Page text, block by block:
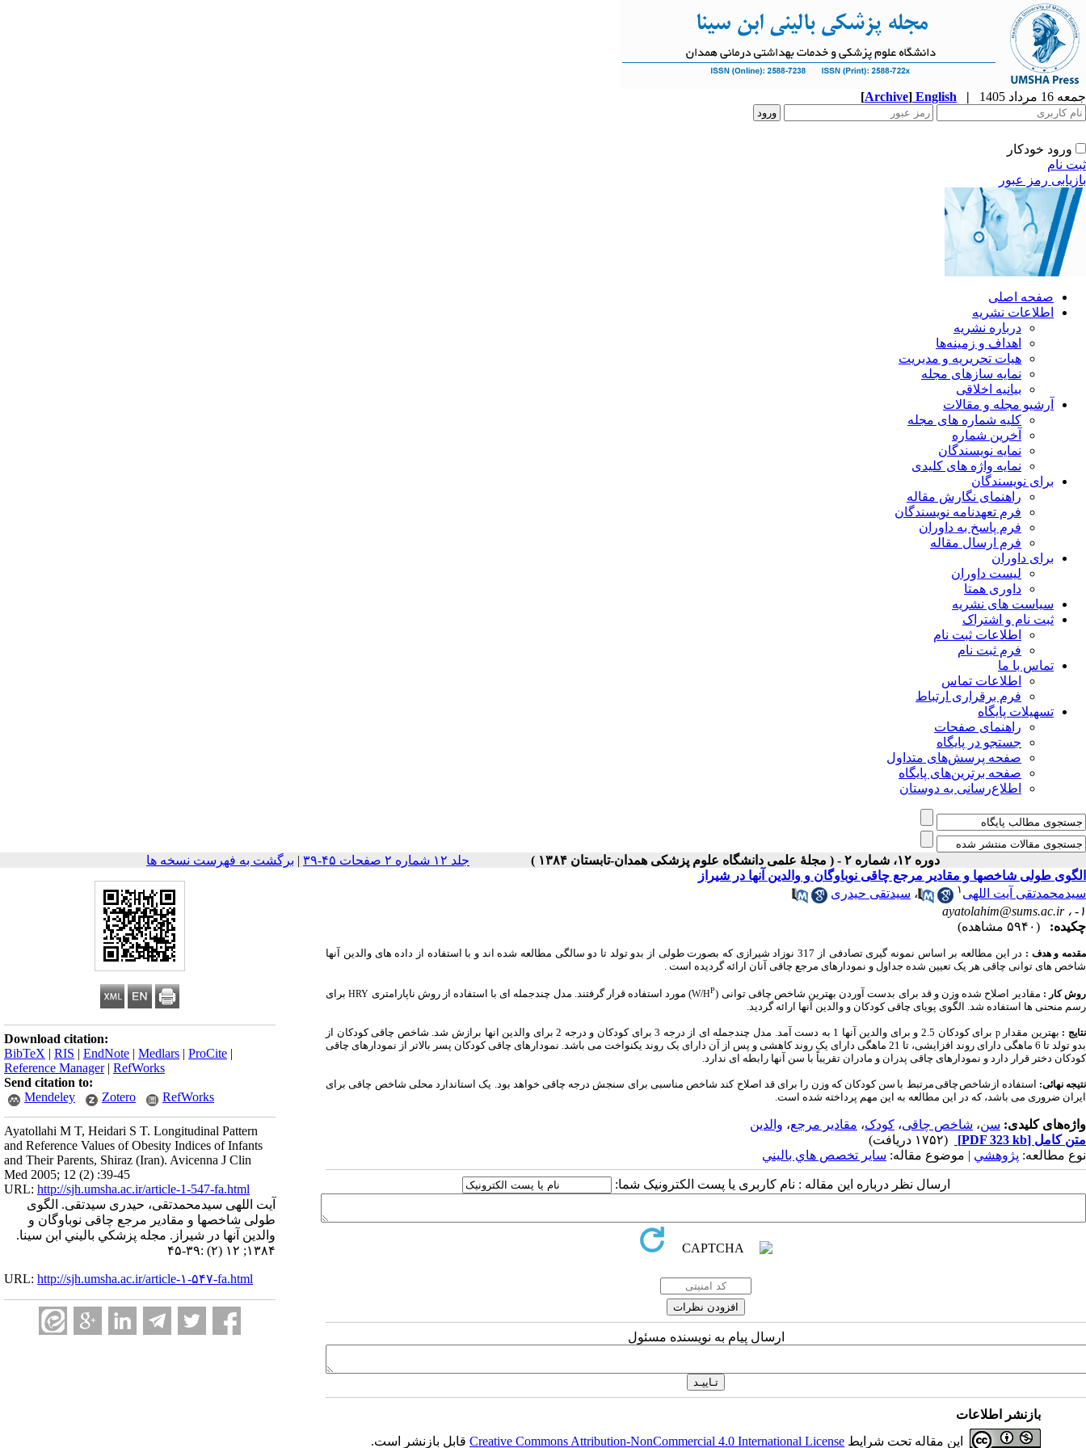
جمعه 16 مرداد 1405 |
English
[Archive]
ورود خودکار
ثبت نام
بازیابی رمز عبور
صفحه اصلی
اطلاعات نشریه
درباره نشریه
اهداف و زمینه‌ها
هیات تحریریه و مدیریت
نمایه سازهای مجله
بیانیه اخلاقی
آرشیو مجله و مقالات
کلیه شماره های مجله
آخرین شماره
نمایه نویسندگان
نمایه واژه های کلیدی
برای نویسندگان
راهنمای نگارش مقاله
فرم تعهدنامه نویسندگان
فرم پاسخ به داوران
فرم ارسال مقاله
برای داوران
لیست داوران
داوری همتا
سیاست های نشریه
ثبت نام و اشتراک
اطلاعات ثبت نام
فرم ثبت نام
تماس با ما
اطلاعات تماس
فرم برقراری ارتباط
تسهیلات پایگاه
راهنمای صفحات
جستجو در پایگاه
صفحه پرسش‌های متداول
صفحه برترین‌های پایگاه
اطلاع‌رسانی به دوستان
دوره ۱۲، شماره ۲ - ( مجلۀ علمی دانشگاه علوم پزشکی همدان-تابستان ۱۳۸۴ ) جلد ۱۲ شماره ۲ صفحات ۴۵-۳۹ | برگشت به فهرست نسخه ها
Download citation:
BibTeX | RIS | EndNote | Medlars | ProCite |
Reference Manager| RefWorks
Send citation to:
Mendeley
Zotero RefWorks
Ayatollahi M T, Heidari S T. Longitudinal Pattern
and Reference Values of Obesity Indices of Infants
and Their Parents, Shiraz (Iran). Avicenna J Clin
Med 2005; 12 (2) :39-45
URL: http://sjh.umsha.ac.ir/article-1-547-fa.html
آیت اللهی سیدمحمدتقی، حیدری سیدتقی. الگوی
طولی شاخصها و مقادیر مرجع چاقی نوباوگان و
والدین آنها در شیراز. مجله پزشكي باليني ابن سينا.
۱۳۸۴; ۱۲ (۲) :۳۹-۴۵
URL: http://sjh.umsha.ac.ir/article-۱-۵۴۷-fa.html
الگوی طولی شاخصها و مقادیر مرجع چاقی نوباوگان و والدین آنها در شیراز
سیدمحمدتقی آیت اللهی ۱ ، سیدتقی حیدری
۱- ،
ayatolahim@sums.ac.ir
چکیده:
(۵۹۴۰ مشاهده)
مقدمه و هدف :
در این مطالعه بر اساس نمونه گیری تصادفی از 317 نوزاد شیرازی که بصورت طولی از بدو تولد تا دو سالگی مطالعه شده اند و با استفاده از داده های والدین آنها
شاخص های توانی چاقی هر یک تعیین شده جداول و نمودارهای مرجع چاقی آنان ارائه گردیده است .
روش کار : مقادیر اصلاح شده وزن و قد برای بدست آوردن بهترین شاخص چاقی توانی ( W/HP ) مورد استفاده قرار گرفتند. مدل چندجمله ای با استفاده از روش ناپارامتری HRYبرای
رسم منحنی ها استفاده شد. الگوی پویای چاقی کودکان و والدین آنها ارائه گردید.
نتایج : بهترین مقدارp
برای کودکان 2.5 و برای والدین آنها 1 به دست آمد. مدل چندجمله ای از درجه 3 برای کودکان و درجه 2 برای والدین انها برازش شد. شاخص چاقی کودکان از
بدو تولد تا 6 ماهگی دارای روند افزایشی، تا 21 ماهگی دارای یک روند کاهشی و پس از آن دارای یک روند یکنواخت می باشد. نمودارهای چاقی کودکان پسر بالاتر از نمودارهای چاقی
کودکان دختر قرار دارد و نمودارهای چاقی پدران و مادران تقریباً با سن آنها رابطه ای ندارد.
نتیجه نهائی: استفاده از شاخص چاقی مرتبط با سن کودکان که وزن را برای قد اصلاح کند شاخص مناسبی برای سنجش درجه چاقی خواهد بود. یک استاندارد محلی شاخص چاقی برای
ایران ضروری می باشد، که در این مطالعه به این مهم پرداخته شده است.
واژه‌های کلیدی: سن، شاخص چاقی، کودک، مقادیر مرجع، والدین
متن کامل [PDF 323 kb]
(۱۷۵۲ دریافت)
نوع مطالعه: پژوهشي | موضوع مقاله: سایر تخصص هاي باليني
ارسال نظر درباره این مقاله : نام کاربری یا پست الکترونیک شما:
ارسال پیام به نویسنده مسئول
بازنشر اطلاعات
این مقاله تحت شرایط Creative Commons Attribution-NonCommercial 4.0 International Licenseقابل بازنشر است.